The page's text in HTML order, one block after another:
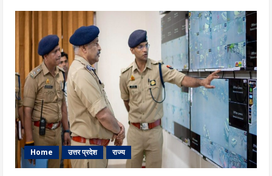
Home उत्तर प्रदेश राज्य